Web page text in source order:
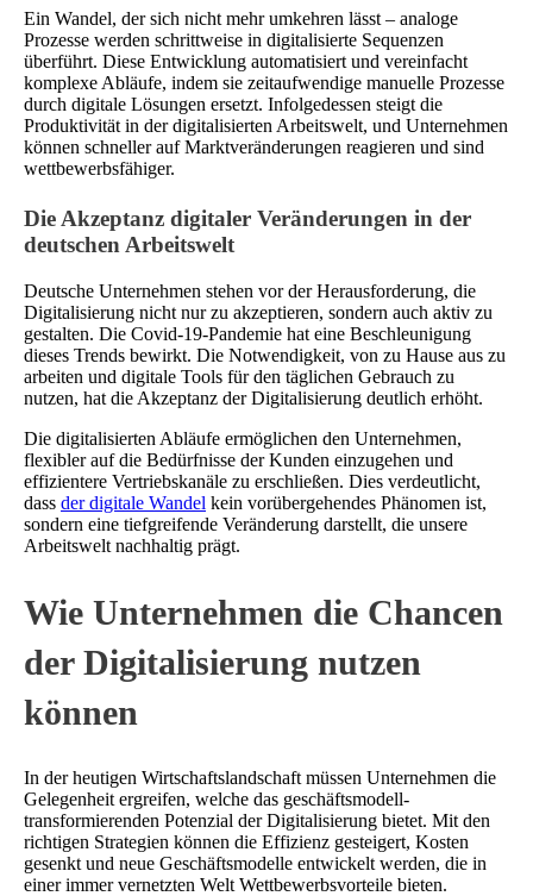
Ein Wandel, der sich nicht mehr umkehren lässt – analoge
Prozesse werden schrittweise in digitalisierte Sequenzen
überführt. Diese Entwicklung automatisiert und vereinfacht
komplexe Abläufe, indem sie zeitaufwendige manuelle Prozesse
durch digitale Lösungen ersetzt. Infolgedessen steigt die
Produktivität in der digitalisierten Arbeitswelt, und Unternehmen
können schneller auf Marktveränderungen reagieren und sind
wettbewerbsfähiger.
Die Akzeptanz digitaler Veränderungen in der
deutschen Arbeitswelt
Deutsche Unternehmen stehen vor der Herausforderung, die
Digitalisierung nicht nur zu akzeptieren, sondern auch aktiv zu
gestalten. Die Covid-19-Pandemie hat eine Beschleunigung
dieses Trends bewirkt. Die Notwendigkeit, von zu Hause aus zu
arbeiten und digitale Tools für den täglichen Gebrauch zu
nutzen, hat die Akzeptanz der Digitalisierung deutlich erhöht.
Die digitalisierten Abläufe ermöglichen den Unternehmen,
flexibler auf die Bedürfnisse der Kunden einzugehen und
effizientere Vertriebskanäle zu erschließen. Dies verdeutlicht,
dass der digitale Wandel kein vorübergehendes Phänomen ist,
sondern eine tiefgreifende Veränderung darstellt, die unsere
Arbeitswelt nachhaltig prägt.
Wie Unternehmen die Chancen
der Digitalisierung nutzen
können
In der heutigen Wirtschaftslandschaft müssen Unternehmen die
Gelegenheit ergreifen, welche das geschäftsmodell-
transformierenden Potenzial der Digitalisierung bietet. Mit den
richtigen Strategien können die Effizienz gesteigert, Kosten
gesenkt und neue Geschäftsmodelle entwickelt werden, die in
einer immer vernetzten Welt Wettbewerbsvorteile bieten.